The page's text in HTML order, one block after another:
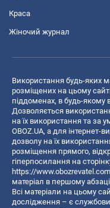
Краса
Жіночий журнал
Використання будь-яких
розміщених на цьому
піддоменах, в будь-якому
Дозволяється
на їх використання та за
OBOZ.UA, а для інтернет-
дозволу на їх
розміщення прямого,
гіперпосилання на
https://www.obozrevatel.com
матеріал в першому
Всі матеріали на цьому
дослідження – є